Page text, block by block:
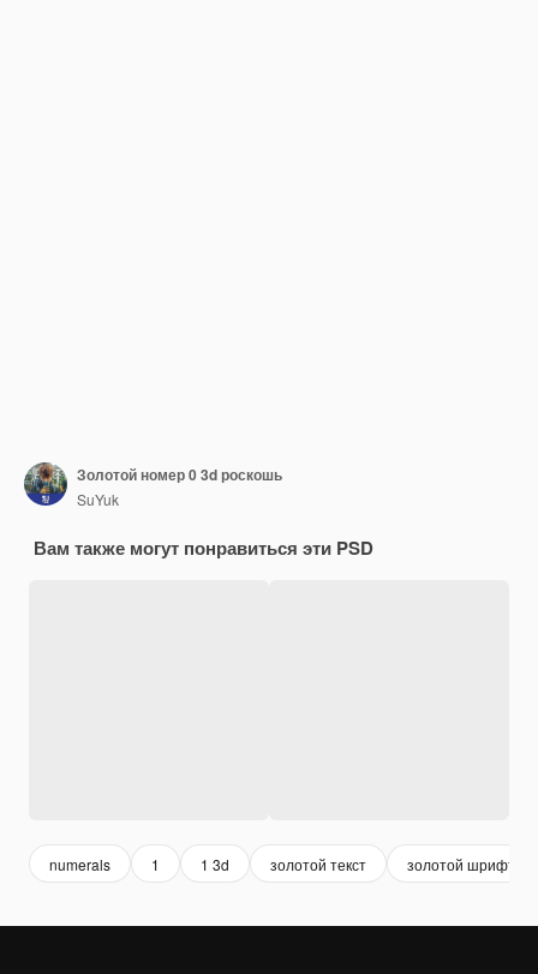
Золотой номер 0 3d роскошь
SuYuk
Вам также могут понравиться эти PSD
numerals 1 1 3d золотой текст золотой шрифт